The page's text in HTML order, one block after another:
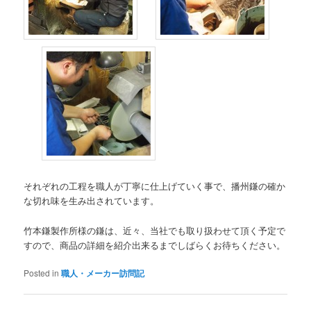
それぞれの工程を職人が丁寧に仕上げていく事で、播州鎌の確か
な切れ味を生み出されています。
竹本鎌製作所様の鎌は、近々、当社でも取り扱わせて頂く予定で
すので、商品の詳細を紹介出来るまでしばらくお待ちください。
Posted in 職人・メーカー訪問記